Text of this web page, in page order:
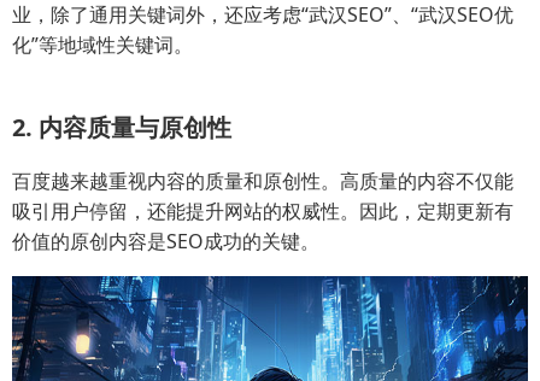
业，除了通用关键词外，还应考虑“武汉SEO”、“武汉SEO优
化”等地域性关键词。
2. 内容质量与原创性
百度越来越重视内容的质量和原创性。高质量的内容不仅能
吸引用户停留，还能提升网站的权威性。因此，定期更新有
价值的原创内容是SEO成功的关键。